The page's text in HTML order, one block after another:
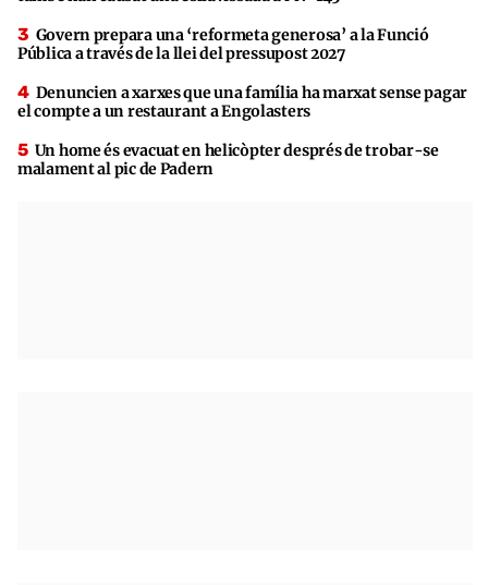
Govern prepara una ‘reformeta generosa’ a la Funció
Pública a través de la llei del pressupost 2027
Denuncien a xarxes que una família ha marxat sense pagar
el compte a un restaurant a Engolasters
Un home és evacuat en helicòpter després de trobar-se
malament al pic de Padern